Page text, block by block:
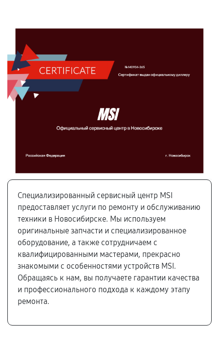
Специализированный сервисный центр MSI
предоставляет услуги по ремонту и обслуживанию
техники в Новосибирске. Мы используем
оригинальные запчасти и специализированное
оборудование, а также сотрудничаем с
квалифицированными мастерами, прекрасно
знакомыми с особенностями устройств MSI.
Обращаясь к нам, вы получаете гарантии качества
и профессионального подхода к каждому этапу
ремонта.